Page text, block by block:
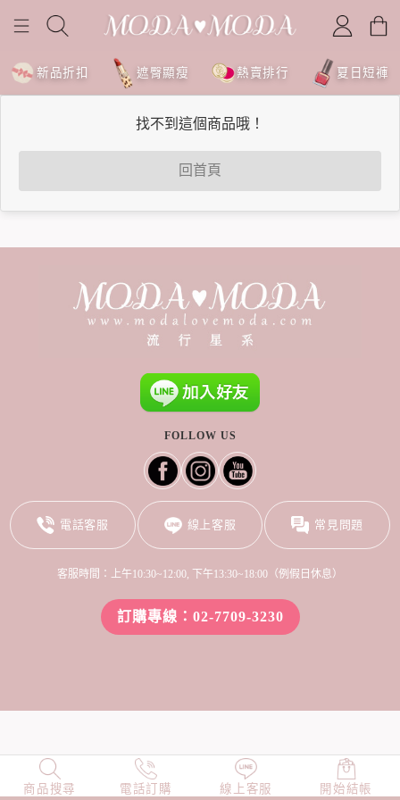
新品折扣 遮臀顯瘦 熱賣排行 夏日短褲
找不到這個商品哦！
回首頁
商品搜尋 電話訂購 線上客服 開始結帳
NEW 店長精選 TOP100 小編穿搭
FOLLOW US
電話客服 線上客服 常見問題
客服時間：上午10:30~12:00, 下午13:30~18:00（例假日休息）
訂購專線：02-7709-3230